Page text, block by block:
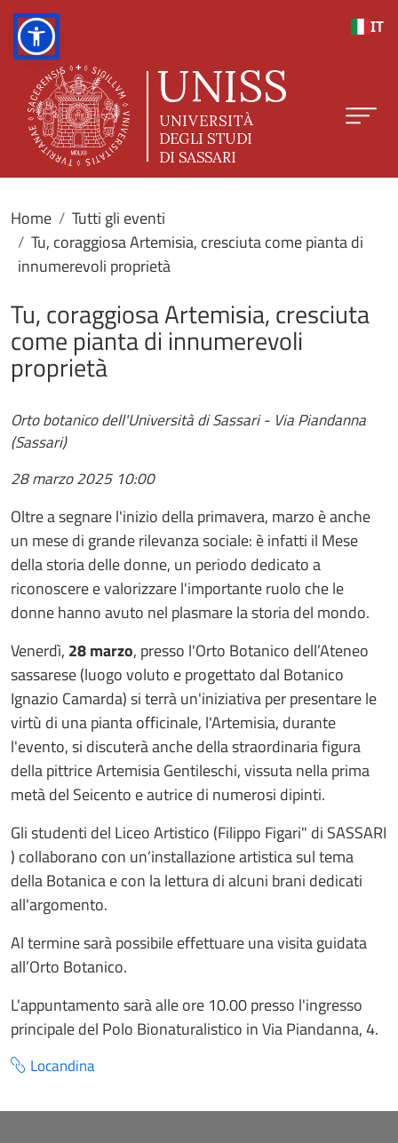
IT
Home
Tutti gli eventi
Tu, coraggiosa Artemisia, cresciuta come pianta di
innumerevoli proprietà
Tu, coraggiosa Artemisia, cresciuta
come pianta di innumerevoli
proprietà
Orto botanico dell'Università di Sassari - Via Piandanna
(Sassari)
28 marzo 202510:00
Oltre a segnare l'inizio della primavera, marzo è anche
un mese di grande rilevanza sociale: è infatti il Mese
della storia delle donne, un periodo dedicato a
riconoscere e valorizzare l'importante ruolo che le
donne hanno avuto nel plasmare la storia del mondo.
Venerdì, 28 marzo, presso l'Orto Botanico dell’Ateneo
sassarese (luogo voluto e progettato dal Botanico
Ignazio Camarda) si terrà un'iniziativa per presentare le
virtù di una pianta officinale, l'Artemisia, durante
l'evento, si discuterà anche della straordinaria figura
della pittrice Artemisia Gentileschi, vissuta nella prima
metà del Seicento e autrice di numerosi dipinti.
Gli studenti del Liceo Artistico (Filippo Figari" di SASSARI
) collaborano con un’installazione artistica sul tema
della Botanica e con la lettura di alcuni brani dedicati
all'argomento.
Al termine sarà possibile effettuare una visita guidata
all’Orto Botanico.
L'appuntamento sarà alle ore 10.00 presso l'ingresso
principale del Polo Bionaturalistico in Via Piandanna, 4.
Locandina